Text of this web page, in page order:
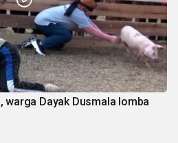
warga Dayak Dusmala lomba